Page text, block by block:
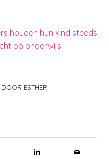
houden hun kind steeds
op onderwijs
DOOR ESTHER